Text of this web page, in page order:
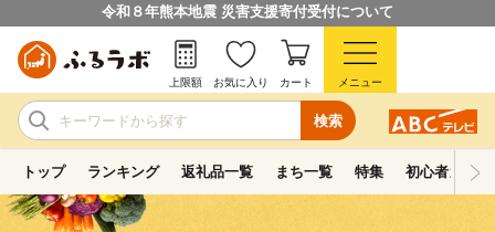
令和８年熊本地震 災害支援寄付受付について
検索
上限額 お気に入り カート メニュー
トップ ランキング 返礼品一覧 まち一覧 特集 初心者ガイド